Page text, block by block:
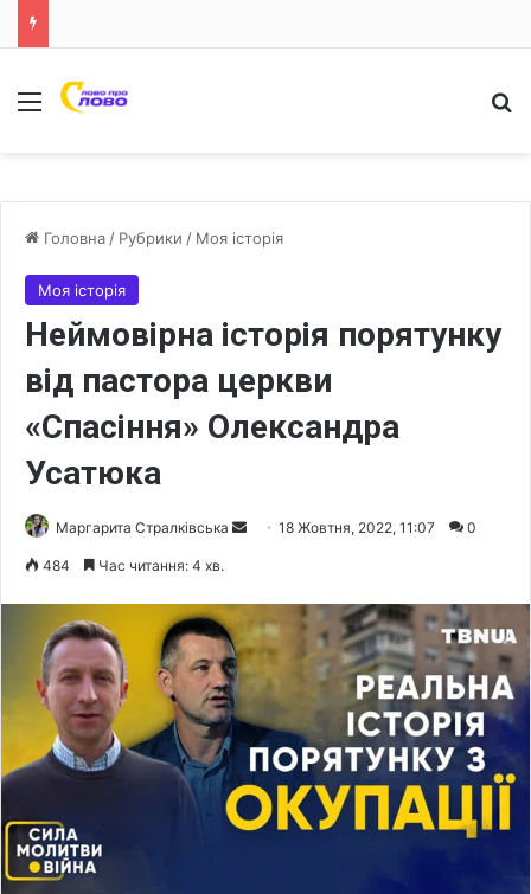
Меню
Головна / Рубрики / Моя історія
Моя історія
Неймовірна історія порятунку
від пастора церкви
«Спасіння» Олександра
Усатюка
Маргарита Стралківська
n
m
i
18 Жовтня, 2022, 11:07 0
484 Час читання: 4 хв.